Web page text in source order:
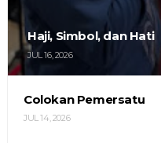
Haji, Simbol, dan Hati
JUL 16, 2026
Colokan Pemersatu
JUL 14, 2026